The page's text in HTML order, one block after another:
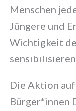
Menschen
Jüngere und
Wichtigkeit
Die Aktion
Bürger*innen